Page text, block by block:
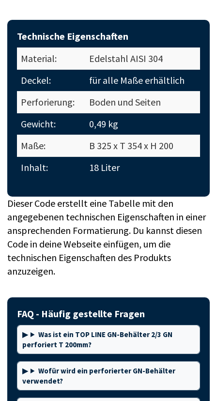
Technische Eigenschaften
Material:
Edelstahl AISI 304
Deckel:
für alle Maße erhältlich
Perforierung:
Boden und Seiten
Gewicht:
0,49 kg
Maße:
B 325 x T 354 x H 200
Inhalt:
18 Liter
Dieser Code erstellt eine Tabelle mit den
angegebenen technischen Eigenschaften in einer
ansprechenden Formatierung. Du kannst diesen
Code in deine Webseite einfügen, um die
technischen Eigenschaften des Produkts
anzuzeigen.
FAQ - Häufig gestellte Fragen
Was ist ein TOP LINE GN-Behälter 2/3 GN
perforiert T 200mm?
Wofür wird ein perforierter GN-Behälter
verwendet?